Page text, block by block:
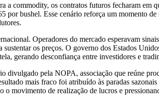
a commodity, os contratos futuros fecharam
por bushel. Esse cenário reforça um momento
Operadores do mercado esperavam
sustentar os preços. O governo dos Estados
gerando desconfiança entre investidores e
pela NOPA, associação que reúne
mais fraco foi atribuído às paradas
o movimento de realização de lucros e